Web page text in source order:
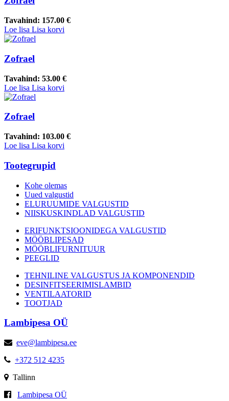
Tavahind: 157.00 €
Loe lisa Lisa korvi
Zofrael
Tavahind: 53.00 €
Loe lisa Lisa korvi
Zofrael
Tavahind: 103.00 €
Loe lisa Lisa korvi
Tootegrupid
Kohe olemas
Uued valgustid
ELURUUMIDE VALGUSTID
NIISKUSKINDLAD VALGUSTID
ERIFUNKTSIOONIDEGA VALGUSTID
MÖÖBLIPESAD
MÖÖBLIFURNITUUR
PEEGLID
TEHNILINE VALGUSTUS JA KOMPONENDID
DESINFITSEERIMISLAMBID
VENTILAATORID
TOOTJAD
Lambipesa OÜ
eve@lambipesa.ee
+372 512 4235
Tallinn
Lambipesa OÜ